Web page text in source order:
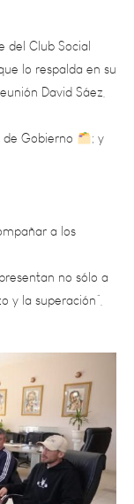
en su
David Sáez,
Gobierno ; y
a los
no sólo a
la superación”,